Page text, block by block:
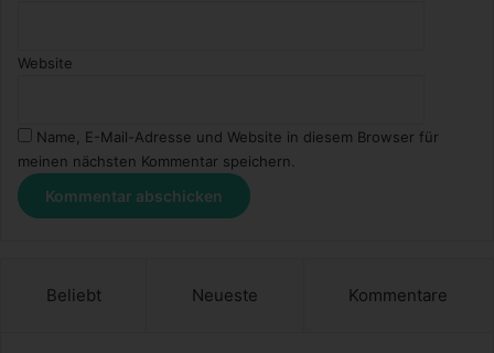
Website
Name, E-Mail-Adresse und Website in diesem Browser für
meinen nächsten Kommentar speichern.
Beliebt Neueste Kommentare